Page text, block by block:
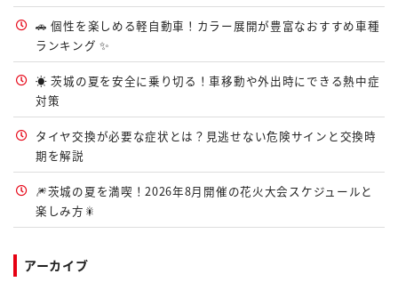
🚗 個性を楽しめる軽自動車！カラー展開が豊富なおすすめ車種
ランキング ✨
☀️ 茨城の夏を安全に乗り切る！車移動や外出時にできる熱中症
対策
タイヤ交換が必要な症状とは？見逃せない危険サインと交換時
期を解説
🎆茨城の夏を満喫！2026年8月開催の花火大会スケジュールと
楽しみ方🎇
アーカイブ